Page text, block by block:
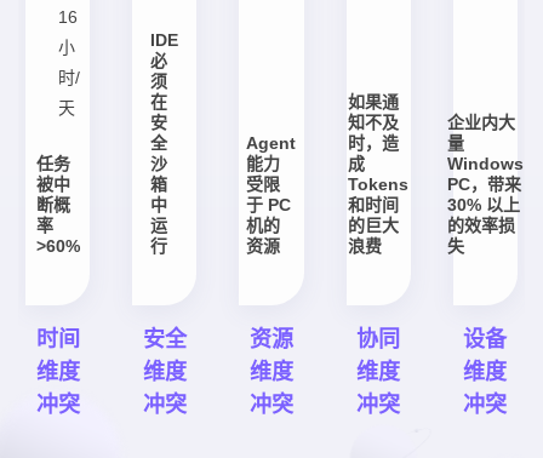
16
小
时/
天
任务
被中
断概
率
>60%
时间
维度
冲突
IDE
必
须
在
安
全
沙
箱
中
运
行
安全
维度
冲突
Agent
能力
受限
于 PC
机的
资源
资源
维度
冲突
如果通
知不及
时，造
成
Tokens
和时间
的巨大
浪费
协同
维度
冲突
企业内大
量
Windows
PC，带来
30% 以上
的效率损
失
设备
维度
冲突